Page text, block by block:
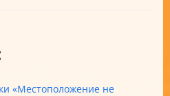
«Местоположение не